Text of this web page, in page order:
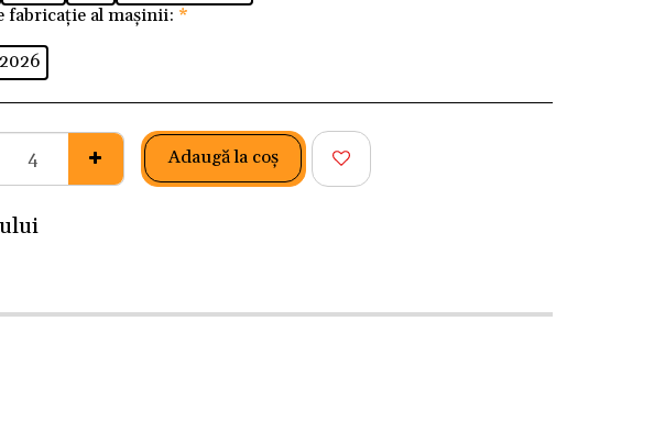
fabricație al mașinii: *
Adaugă la coş